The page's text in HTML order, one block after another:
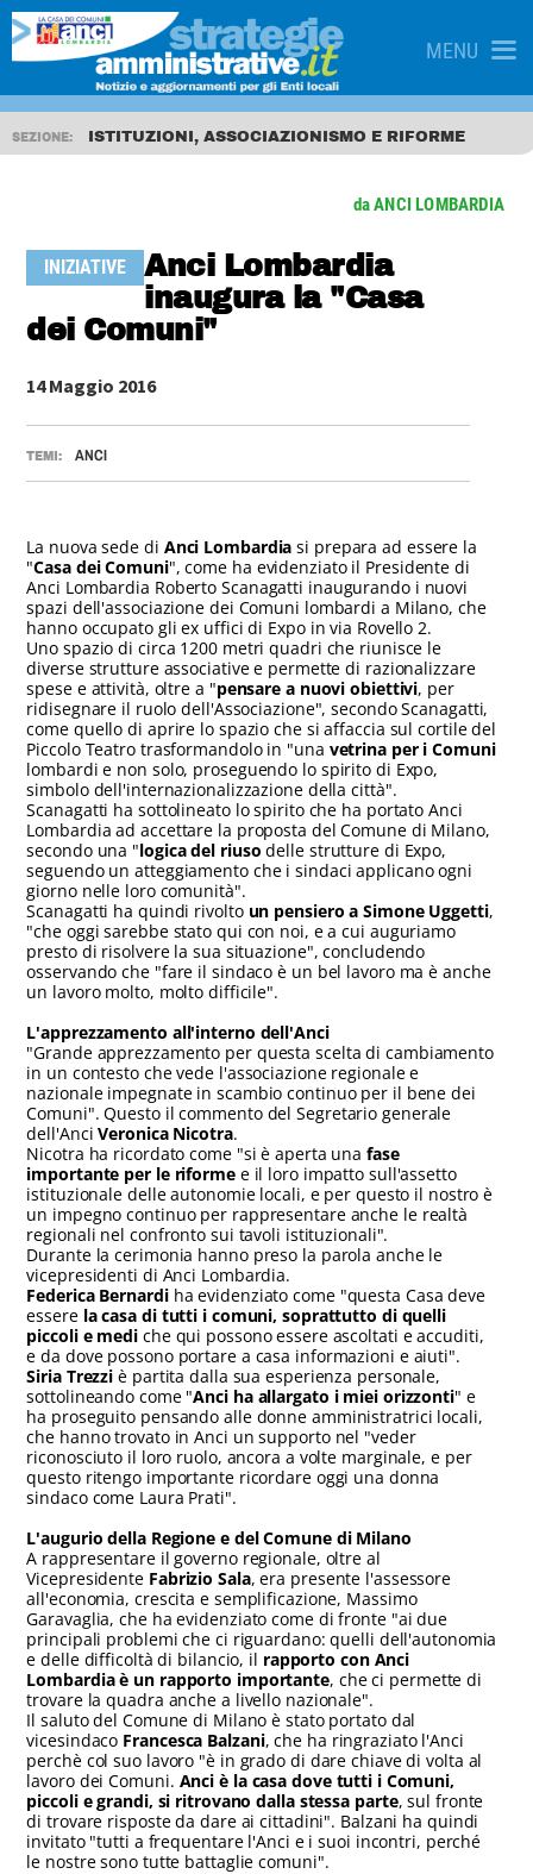
MENU
SEZIONE: ISTITUZIONI, ASSOCIAZIONISMO E RIFORME
da ANCI LOMBARDIA
INIZIATIVE
Anci Lombardia
inaugura la "Casa
dei Comuni"
14 Maggio 2016
TEMI: ANCI
La nuova sede di Anci Lombardia si prepara ad essere la
"Casa dei Comuni", come ha evidenziato il Presidente di
Anci Lombardia Roberto Scanagatti inaugurando i nuovi
spazi dell'associazione dei Comuni lombardi a Milano, che
hanno occupato gli ex uffici di Expo in via Rovello 2.
Uno spazio di circa 1200 metri quadri che riunisce le
diverse strutture associative e permette di razionalizzare
spese e attività, oltre a "pensare a nuovi obiettivi, per
ridisegnare il ruolo dell'Associazione", secondo Scanagatti,
come quello di aprire lo spazio che si affaccia sul cortile del
Piccolo Teatro trasformandolo in "una vetrina per i Comuni
lombardi e non solo, proseguendo lo spirito di Expo,
simbolo dell'internazionalizzazione della città".
Scanagatti ha sottolineato lo spirito che ha portato Anci
Lombardia ad accettare la proposta del Comune di Milano,
secondo una "logica del riuso delle strutture di Expo,
seguendo un atteggiamento che i sindaci applicano ogni
giorno nelle loro comunità".
Scanagatti ha quindi rivolto un pensiero a Simone Uggetti,
"che oggi sarebbe stato qui con noi, e a cui auguriamo
presto di risolvere la sua situazione", concludendo
osservando che "fare il sindaco è un bel lavoro ma è anche
un lavoro molto, molto difficile".
L'apprezzamento all'interno dell'Anci
"Grande apprezzamento per questa scelta di cambiamento
in un contesto che vede l'associazione regionale e
nazionale impegnate in scambio continuo per il bene dei
Comuni". Questo il commento del Segretario generale
dell'AnciVeronica Nicotra.
Nicotra ha ricordato come "si è aperta unafase
importante per le riformee il loro impatto sull'assetto
istituzionale delle autonomie locali, e per questo il nostro è
un impegno continuo per rappresentare anche le realtà
regionali nel confronto sui tavoli istituzionali".
Durante la cerimonia hanno preso la parola anche le
vicepresidenti di Anci Lombardia.
Federica Bernardiha evidenziato come "questa Casa deve
essere la casa di tutti i comuni, soprattutto di quelli
piccoli e medi che qui possono essere ascoltati e accuditi,
e da dove possono portare a casa informazioni e aiuti".
Siria Trezzi è partita dalla sua esperienza personale,
sottolineando come "Anci ha allargato i miei orizzonti" e
ha proseguito pensando alle donne amministratrici locali,
che hanno trovato in Anci un supporto nel "veder
riconosciuto il loro ruolo, ancora a volte marginale, e per
questo ritengo importante ricordare oggi una donna
sindaco come Laura Prati".
L'augurio della Regione e del Comune di Milano
A rappresentare il governo regionale, oltre al
Vicepresidente Fabrizio Sala, era presente l'assessore
all'economia, crescita e semplificazione, Massimo
Garavaglia, che ha evidenziato come di fronte "ai due
principali problemi che ci riguardano: quelli dell'autonomia
e delle difficoltà di bilancio, il rapporto con Anci
Lombardia è un rapporto importante, che ci permette di
trovare la quadra anche a livello nazionale".
Il saluto del Comune di Milano è stato portato dal
vicesindaco Francesca Balzani, che ha ringraziato l'Anci
perchè col suo lavoro "è in grado di dare chiave di volta al
lavoro dei Comuni. Anci è la casa dove tutti i Comuni,
piccoli e grandi, si ritrovano dalla stessa parte, sul fronte
di trovare risposte da dare ai cittadini". Balzani ha quindi
invitato "tutti a frequentare l'Anci e i suoi incontri, perché
le nostre sono tutte battaglie comuni".